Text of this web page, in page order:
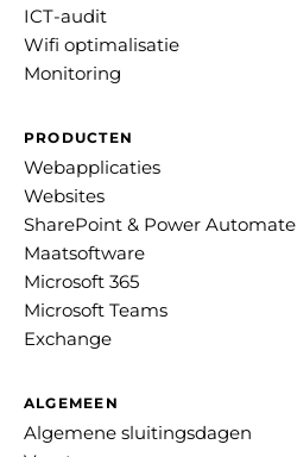
ICT-audit
Wifi optimalisatie
Monitoring
PRODUCTEN
Webapplicaties
Websites
SharePoint & Power Automate
Maatsoftware
Microsoft 365
Microsoft Teams
Exchange
ALGEMEEN
Algemene sluitingsdagen